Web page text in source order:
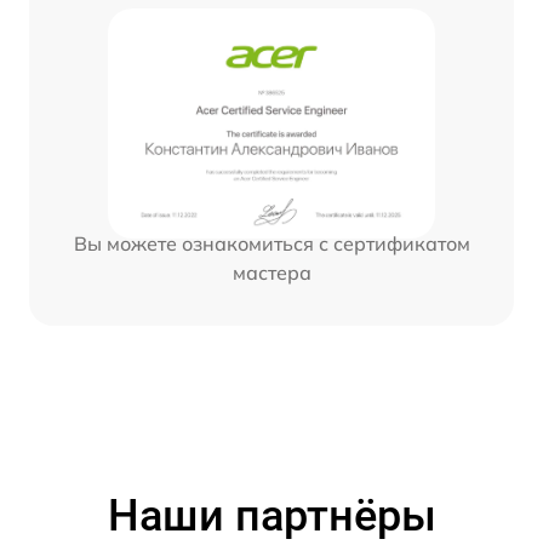
Вы можете ознакомиться с сертификатом
мастера
Наши партнёры